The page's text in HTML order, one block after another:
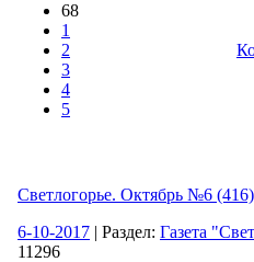
68
1
2
3
4
5
Светлогорье. Октябрь №6
6-10-2017 | Раздел: Газета
11296